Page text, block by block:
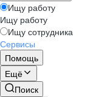
Ищу работу
Ищу работу
Ищу сотрудника
Сервисы
Помощь
Ещё
Поиск